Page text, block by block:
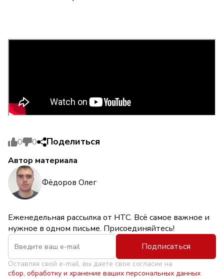
0 0 Поделиться
Автор материала
Фёдоров Олег
Еженедельная рассылка от НТС. Всё самое важное и
нужное в одном письме. Присоединяйтесь!
Подписаться
Оставляя свой e-mail, вы даете свое согласие на
сбор, обработку и хранение ваших персональных данных